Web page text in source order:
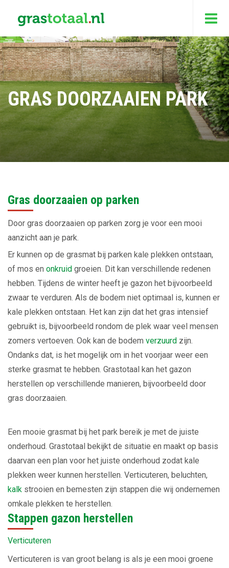
GRAS DOORZAAIEN PARK
Gras doorzaaien op parken
Door gras doorzaaien op parken zorg je voor een mooi
aanzicht aan je park.
Er kunnen op de grasmat bij parken kale plekken ontstaan,
of mos en onkruid groeien. Dit kan verschillende redenen
hebben. Tijdens de winter heeft je gazon het bijvoorbeeld
zwaar te verduren. Als de bodem niet optimaal is, kunnen er
kale plekken ontstaan. Het kan zijn dat het gras intensief
gebruikt is, bijvoorbeeld rondom de plek waar veel mensen
zomers vertoeven. Ook kan de bodem verzuurd zijn.
Ondanks dat, is het mogelijk om in het voorjaar weer een
sterke grasmat te hebben. Grastotaal kan het gazon
herstellen op verschillende manieren, bijvoorbeeld door
gras doorzaaien.
Een mooie grasmat bij het park bereik je met de juiste
onderhoud. Grastotaal bekijkt de situatie en maakt op basis
daarvan een plan voor het juiste onderhoud zodat kale
plekken weer kunnen herstellen. Verticuteren, beluchten,
kalk strooien en bemesten zijn stappen die wij ondernemen
omkale plekken te herstellen.
Stappen gazon herstellen
Verticuteren
Verticuteren is van groot belang is als je een mooi groene